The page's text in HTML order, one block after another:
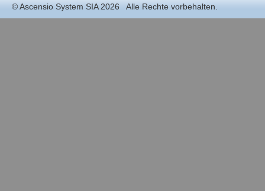
©Ascensio System SIA2026 Alle Rechte vorbehalten.